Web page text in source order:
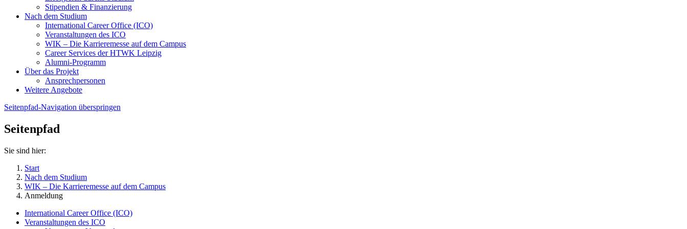
Stipendien & Finanzierung
Nach dem Studium
International Career Office (ICO)
Veranstaltungen des ICO
WIK – Die Karrieremesse auf dem Campus
Career Services der HTWK Leipzig
Alumni-Programm
Über das Projekt
Ansprechpersonen
Weitere Angebote
Seitenpfad-Navigation überspringen
Seitenpfad
Sie sind hier:
Start
Nach dem Studium
WIK – Die Karrieremesse auf dem Campus
Anmeldung
International Career Office (ICO)
Veranstaltungen des ICO